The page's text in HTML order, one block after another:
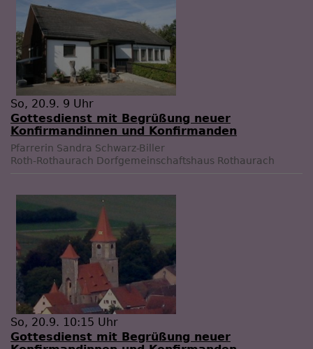
So, 20.9. 9 Uhr
Gottesdienst mit Begrüßung neuer
Konfirmandinnen und Konfirmanden
Pfarrerin Sandra Schwarz-Biller
Roth-Rothaurach Dorfgemeinschaftshaus Rothaurach
So, 20.9. 10:15 Uhr
Gottesdienst mit Begrüßung neuer